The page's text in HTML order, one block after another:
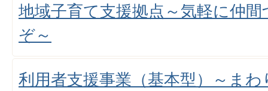
地域子育て支援拠点～気軽に仲
ぞ～
利用者支援事業（基本型）～ま